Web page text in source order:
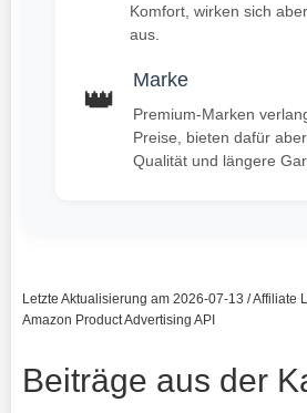
Komfort, wirken sich
aus.
👑
Marke
Premium-Marken
Preise, bieten dafür
Qualität und längere
Letzte Aktualisierung am 2026-07-13 / Affiliate
Amazon Product Advertising API
Beiträge aus der